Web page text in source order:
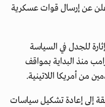
عن إرسال قوات عسكرية
للجدل في السياسة
منذ البداية بمواقف
من أمريكا اللاتينية.
السابقة إلى إعادة تشكيل سياسات